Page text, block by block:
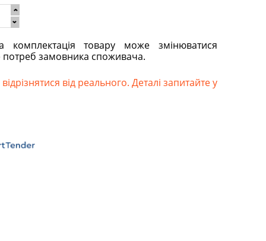
комплектація товару може змінюватися
замовника споживача.
від реального. Деталі запитайте у